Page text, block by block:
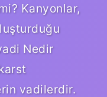
Kanyonlar,
Nedir
vadilerdir.